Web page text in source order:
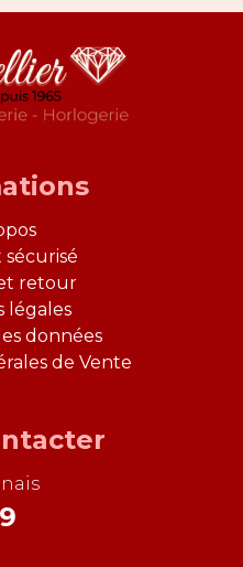
retour
légales
données
de Vente